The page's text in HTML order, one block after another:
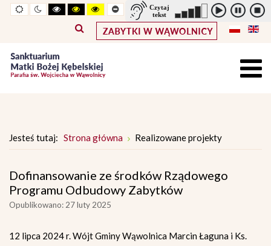
Widok
standardowy
Widok
nocny
Wysoki
kontrast
tryb
czarno
Wysoki
kontrast
tryb
czarno
Wysoki
kontrast
tryb
żółto
-
Pomniejszony
rozmiar
czcionki
Powiększony
rozmiar
czcionki
Zwiększ
odstępy
pomiędzy
literami
Standarowy
rozmiar
czcionki
Jesteś tutaj: Strona główna Realizowane projekty
Dofinansowanie ze środków Rządowego
Programu Odbudowy Zabytków
Opublikowano: 27 luty 2025
12 lipca 2024 r. Wójt Gminy Wąwolnica Marcin Łaguna i Ks.